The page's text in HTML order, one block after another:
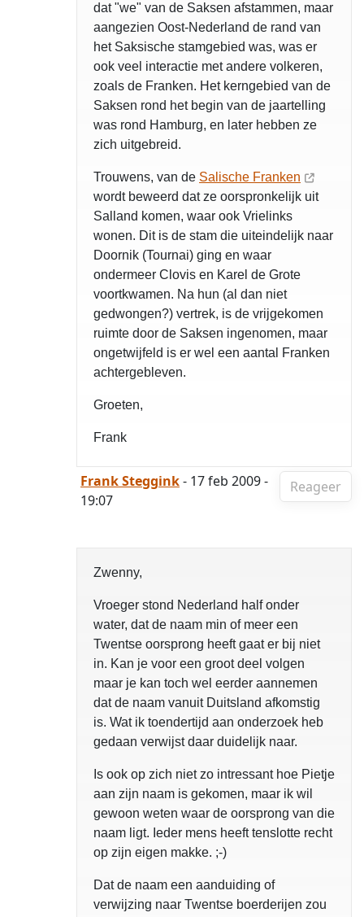
dat "we" van de Saksen afstammen, maar
aangezien Oost-Nederland de rand van
het Saksische stamgebied was, was er
ook veel interactie met andere volkeren,
zoals de Franken. Het kerngebied van de
Saksen rond het begin van de jaartelling
was rond Hamburg, en later hebben ze
zich uitgebreid.
Trouwens, van de Salische Franken
wordt beweerd dat ze oorspronkelijk uit
Salland komen, waar ook Vrielinks
wonen. Dit is de stam die uiteindelijk naar
Doornik (Tournai) ging en waar
ondermeer Clovis en Karel de Grote
voortkwamen. Na hun (al dan niet
gedwongen?) vertrek, is de vrijgekomen
ruimte door de Saksen ingenomen, maar
ongetwijfeld is er wel een aantal Franken
achtergebleven.
Groeten,
Frank
Reageer
Frank Steggink- 17 feb 2009 -
19:07
Zwenny,
Vroeger stond Nederland half onder
water, dat de naam min of meer een
Twentse oorsprong heeft gaat er bij niet
in. Kan je voor een groot deel volgen
maar je kan toch wel eerder aannemen
dat de naam vanuit Duitsland afkomstig
is. Wat ik toendertijd aan onderzoek heb
gedaan verwijst daar duidelijk naar.
Is ook op zich niet zo intressant hoe Pietje
aan zijn naam is gekomen, maar ik wil
gewoon weten waar de oorsprong van die
naam ligt. Ieder mens heeft tenslotte recht
op zijn eigen makke. ;-)
Dat de naam een aanduiding of
verwijzing naar Twentse boerderijen zou